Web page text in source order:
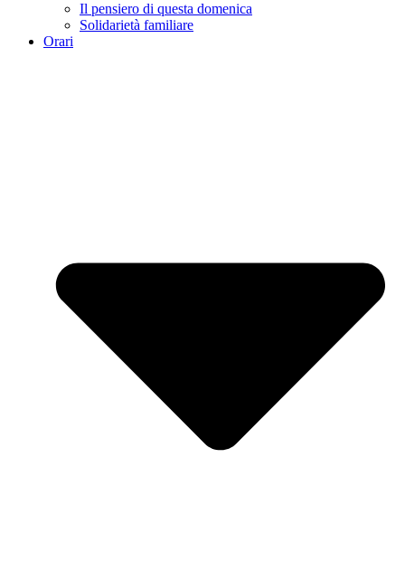
Il pensiero di questa domenica
Solidarietà familiare
Orari